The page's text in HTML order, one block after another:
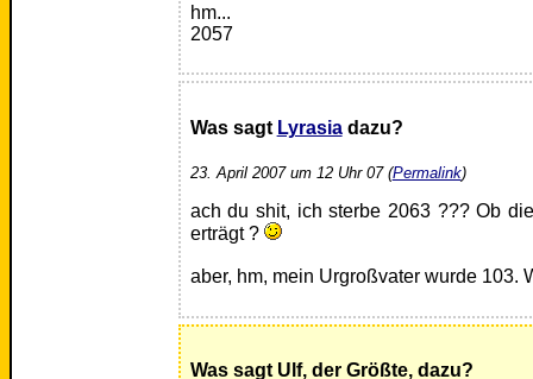
hm...
2057
Was sagt Lyrasiadazu?
23. April 2007 um 12 Uhr 07 (Permalink)
ach du shit, ich sterbe 2063 ??? Ob
erträgt ?
aber, hm, mein Urgroßvater wurde 103.
Was sagt Ulf, der Größte, dazu?